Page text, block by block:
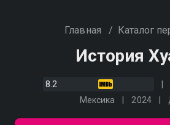
Главная / Каталог
История
8.2
Мексика
2024